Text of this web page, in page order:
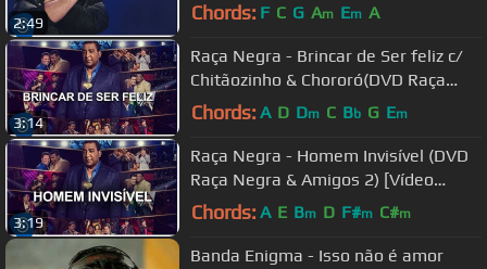
2:49 Chords: F C G Am Em A
3:14
Raça Negra - Brincar de Ser feliz c/
Chitãozinho & Chororó(DVD Raça
Negra & Amigos 2)[Vídeo Oficial]
Chords: A D Dm C Bb G Em
3:19
Raça Negra - Homem Invisível (DVD
Raça Negra & Amigos 2) [Vídeo
Oficial]
Chords: A E Bm D F#m C#m
Banda Enigma - Isso não é amor